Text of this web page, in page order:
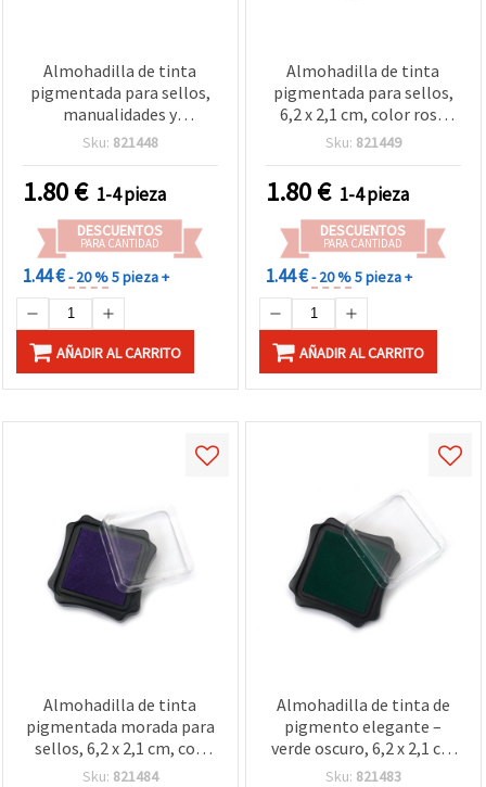
Almohadilla de tinta
pigmentada para sellos,
manualidades y
scrapbooking 6,2 x 2,1 cm
Sku: 821448
1.80€ 1-4 pieza
DESCUENTOS
PARA CANTIDAD
1.44 €- 20 %5 pieza +
AÑADIR AL CARRITO
Almohadilla de tinta
pigmentada para sellos,
6,2 x 2,1 cm, color rosa
eléctrico
Sku: 821449
1.80€ 1-4 pieza
DESCUENTOS
PARA CANTIDAD
1.44 €- 20 %5 pieza +
AÑADIR AL CARRITO
Almohadilla de tinta
pigmentada morada para
sellos, 6,2 x 2,1 cm, con
tapa transparente –
Sku: 821484
Almohadilla de tinta de
pigmento elegante –
verde oscuro, 6,2 x 2,1 cm
– ideal para sellos,
Sku: 821483